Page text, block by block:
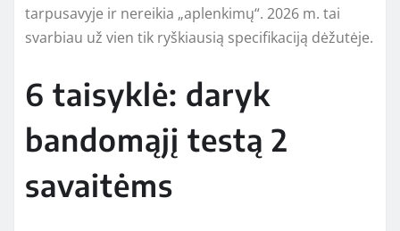
tarpusavyje ir nereikia „aplenkimų“. 2026 m. tai
svarbiau už vien tik ryškiausią specifikaciją dėžutėje.
6 taisyklė: daryk
bandomąjį testą 2
savaitėms